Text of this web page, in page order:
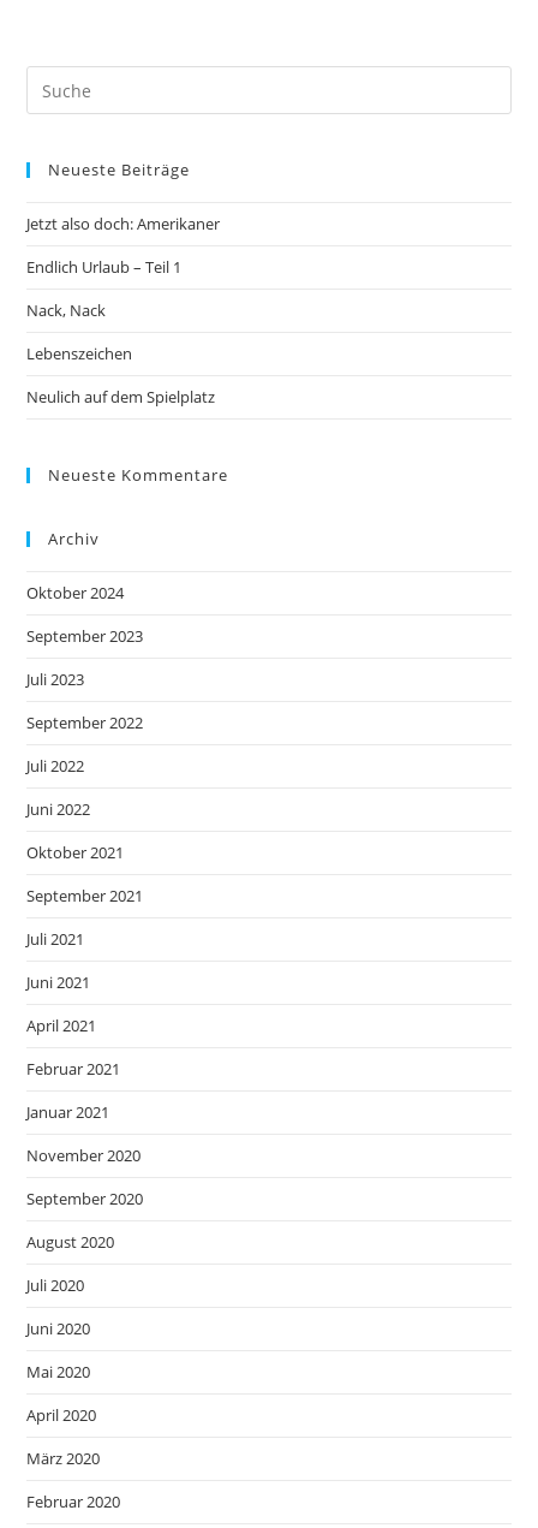
Neueste Beiträge
Jetzt also doch: Amerikaner
Endlich Urlaub – Teil 1
Nack, Nack
Lebenszeichen
Neulich auf dem Spielplatz
Neueste Kommentare
Archiv
Oktober 2024
September 2023
Juli 2023
September 2022
Juli 2022
Juni 2022
Oktober 2021
September 2021
Juli 2021
Juni 2021
April 2021
Februar 2021
Januar 2021
November 2020
September 2020
August 2020
Juli 2020
Juni 2020
Mai 2020
April 2020
März 2020
Februar 2020